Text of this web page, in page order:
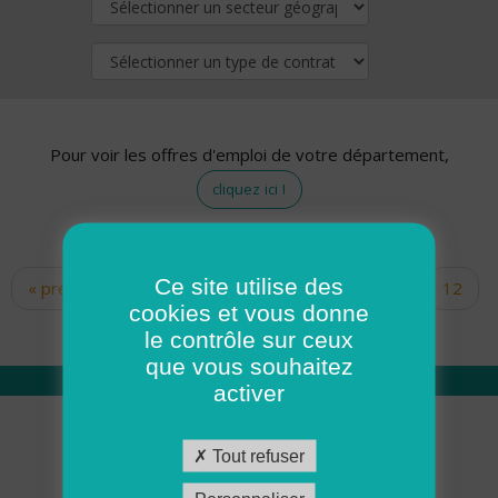
Pour voir les offres d'emploi de votre département,
cliquez ici !
Pages
« premier ‹ précédent … 10
12
14 15 16 17
Qui sommes nous
Académie ADMR
Ce site utilise des
cookies et vous donne
le contrôle sur ceux
que vous souhaitez
activer
Tout refuser